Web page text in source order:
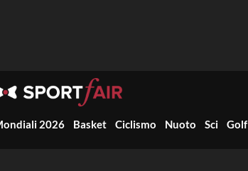
2026 Basket Ciclismo Nuoto Sci Golf